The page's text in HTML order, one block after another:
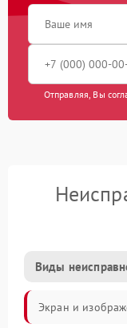
Отправляя, Вы
Виды
Экран и